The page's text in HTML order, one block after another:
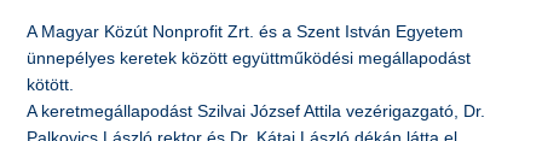
A Magyar Közút Nonprofit Zrt. és a Szent István Egyetem
ünnepélyes keretek között együttműködési megállapodást
kötött.
A keretmegállapodást Szilvai József Attila vezérigazgató, Dr.